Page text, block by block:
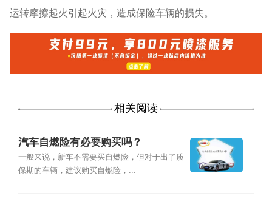
运转摩擦起火引起火灾，造成保险车辆的损失。
相关阅读
汽车自燃险有必要购买吗？
一般来说，新车不需要买自燃险，但对于出了质
保期的车辆，建议购买自燃险，...